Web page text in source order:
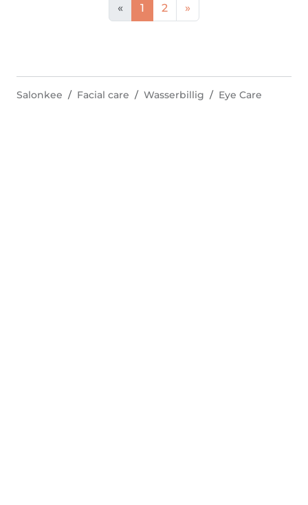
« 1 2 »
Salonkee Facial care Wasserbillig Eye Care